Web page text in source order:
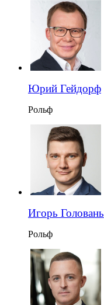
Юрий Гейдорф
Рольф
Игорь Головань
Рольф